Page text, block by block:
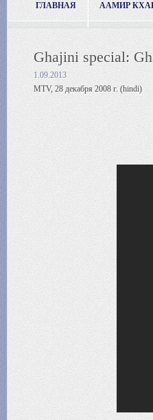
ГЛАВНАЯ ААМИР
Ghajini special:
1.09.2013
MTV, 28 декабря 2008 г. (hindi)